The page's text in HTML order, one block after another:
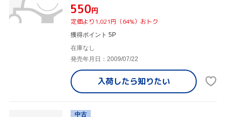
¥550円
定価より1,021円（64%）おトク
獲得ポイント 5P
在庫なし
発売年月日：2009/07/22
入荷したら知りたい
中古